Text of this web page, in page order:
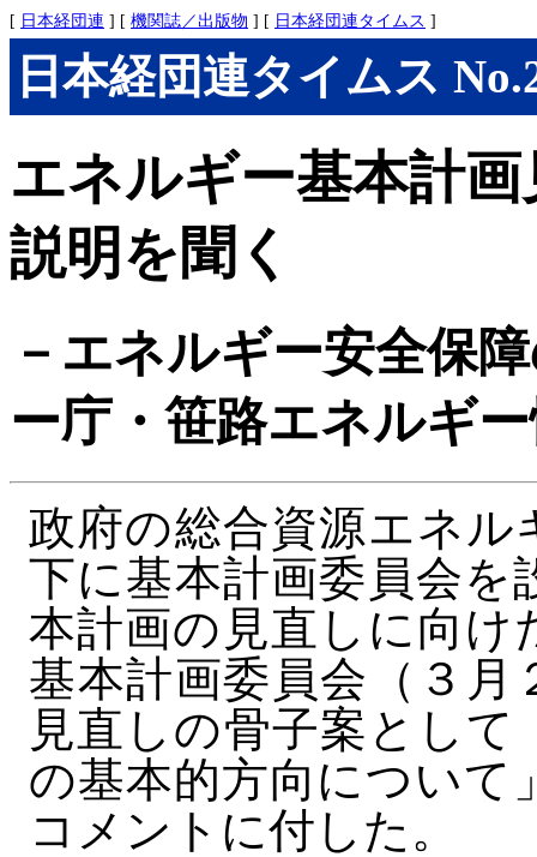
[ 日本経団連 ] [ 機関誌／出版物 ] [ 日本経団連タイムス ]
日本経団連タイムス
エネルギー基本計
説明を聞く
－エネルギー安全保
ー庁・笹路エネルギ
政府の総合資源エネル
下に基本計画委員会を
本計画の見直しに向け
基本計画委員会（３月
見直しの骨子案とし
の基本的方向について
コメントに付した。